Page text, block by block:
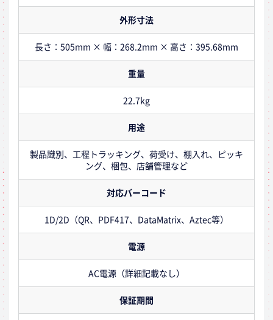
外形寸法
長さ：505mm × 幅：268.2mm × 高さ：395.68mm
重量
22.7kg
用途
製品識別、工程トラッキング、荷受け、棚入れ、ピッキ
ング、梱包、店舗管理など
対応バーコード
1D/2D（QR、PDF417、DataMatrix、Aztec等）
電源
AC電源（詳細記載なし）
保証期間